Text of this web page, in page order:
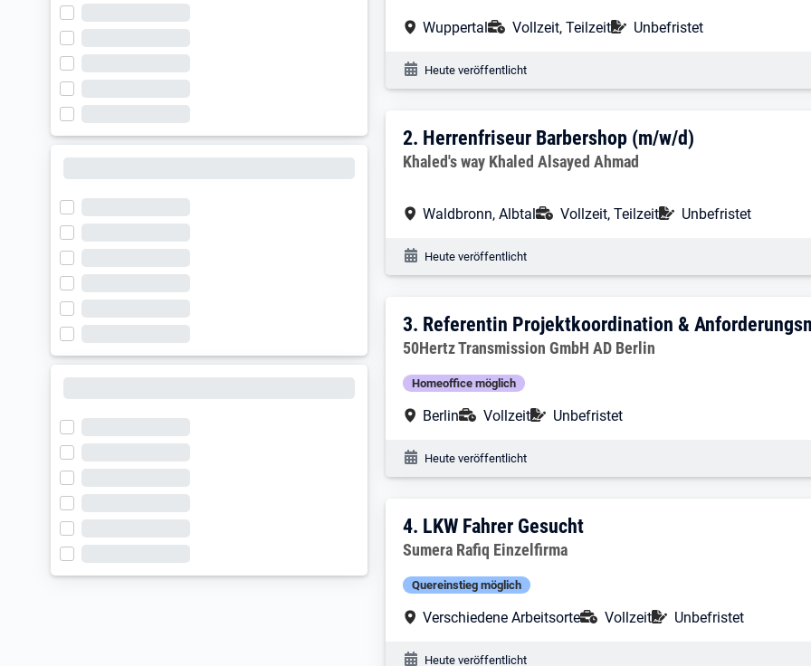
Arbeitsort:
Wuppertal Anstellungsart:
Vollzeit, Teilzeit Befristung:
Unbefristet
Veröffentlichungsdatum:
Heute veröffentlicht
2. Ergebnis: Herrenfriseur Barbershop
2. Herrenfriseur Barbershop (m/w/d)
Arbeitgeber:
Khaled's way Khaled Alsayed Ahmad
Arbeitsort:
Waldbronn, Albtal Anstellungsart:
Vollzeit, Teilzeit Befristung:
Unbefristet
Veröffentlichungsdatum:
Heute veröffentlicht
3. Ergebnis: Referentin
3. Referentin Projektkoordination &
Arbeitgeber:
50Hertz Transmission GmbH AD Berlin
Homeoffice möglich
Arbeitsort:
Berlin Anstellungsart:
Vollzeit Befristung:
Unbefristet
Veröffentlichungsdatum:
Heute veröffentlicht
4. Ergebnis: LKW Fahrer Gesucht
4. LKW Fahrer Gesucht
Arbeitgeber:
Sumera Rafiq Einzelfirma
Quereinstieg möglich
Arbeitsort:
Verschiedene Arbeitsorte Anstellungsart:
Vollzeit Befristung:
Unbefristet
Veröffentlichungsdatum:
Heute veröffentlicht